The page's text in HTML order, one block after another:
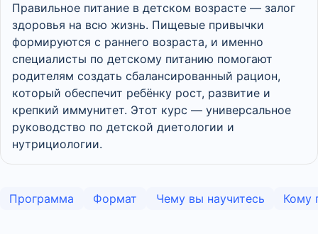
Правильное питание в детском возрасте — залог
здоровья на всю жизнь. Пищевые привычки
формируются с раннего возраста, и именно
специалисты по детскому питанию помогают
родителям создать сбалансированный рацион,
который обеспечит ребёнку рост, развитие и
крепкий иммунитет. Этот курс — универсальное
руководство по детской диетологии и
нутрициологии.
Программа Формат Чему вы научитесь Кому